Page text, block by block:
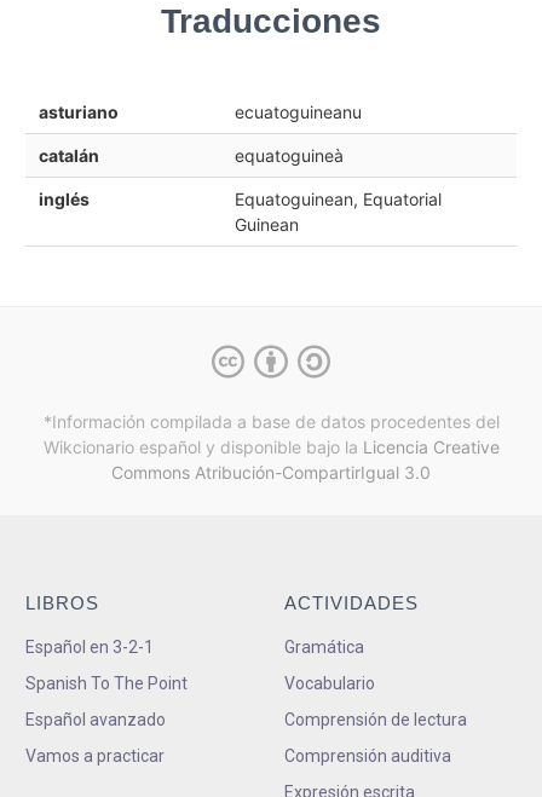
Traducciones
asturiano ecuatoguineanu
catalán equatoguineà
inglés
Equatoguinean, Equatorial
Guinean
*Información compilada a base de datos procedentes del
Wikcionario español y disponible bajo la Licencia Creative
Commons Atribución-CompartirIgual 3.0
LIBROS
Español en 3-2-1
Spanish To The Point
Español avanzado
Vamos a practicar
ACTIVIDADES
Gramática
Vocabulario
Comprensión de lectura
Comprensión auditiva
Expresión escrita